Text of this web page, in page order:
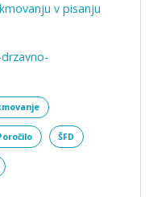
v pisanju
ŠFD